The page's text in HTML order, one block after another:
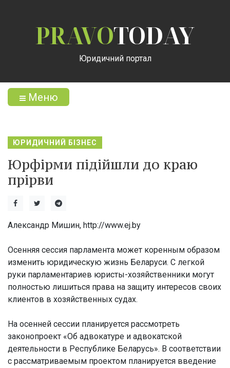
PRAVOTODAY
Юридичний портал
Меню
ЮРИДИЧНИЙ БІЗНЕС
Юрфірми підійшли до краю
прірви
Александр Мишин, http://www.ej.by
Осенняя сессия парламента может коренным образом
изменить юридическую жизнь Беларуси. С легкой
руки парламентариев юристы-хозяйственники могут
полностью лишиться права на защиту интересов своих
клиентов в хозяйственных судах.
На осенней сессии планируется рассмотреть
законопроект «Об адвокатуре и адвокатской
деятельности в Республике Беларусь». В соответствии
с рассматриваемым проектом планируется введение